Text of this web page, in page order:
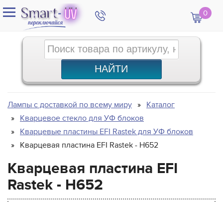
0
Лампы с доставкой по всему миру
Каталог
Кварцевое стекло для УФ блоков
Кварцевые пластины EFI Rastek для УФ блоков
Кварцевая пластина EFI Rastek - H652
Кварцевая пластина EFI
Rastek - H652